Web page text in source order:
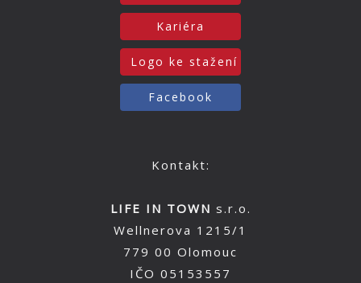
Kariéra
Logo ke stažení
Facebook
Kontakt:
LIFE IN TOWN s.r.o.
Wellnerova 1215/1
779 00 Olomouc
IČO 05153557